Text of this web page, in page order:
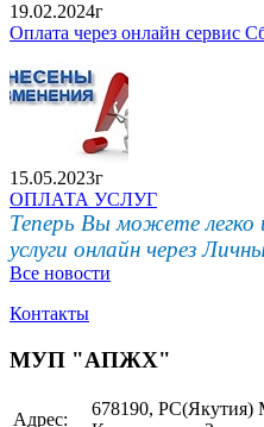
19.02.2024г
Оплата через онлайн сервис
15.05.2023г
ОПЛАТА УСЛУГ
Теперь Вы можете
услуги онлайн через
Все новости
Контакты
МУП "АПЖХ"
Адрес:
678190, РС(Якутия)